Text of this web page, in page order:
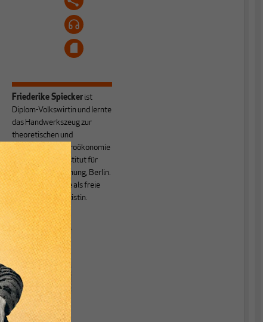
Friederike Spieckerist
Diplom-Volkswirtin und lernte
das Handwerkszeug zur
theoretischen und
empirischen Makroökonomie
am Deutschen Institut für
Wirtschaftsforschung, Berlin.
Heute arbeitet sie als freie
Wirtschaftspublizistin.
Atlas der